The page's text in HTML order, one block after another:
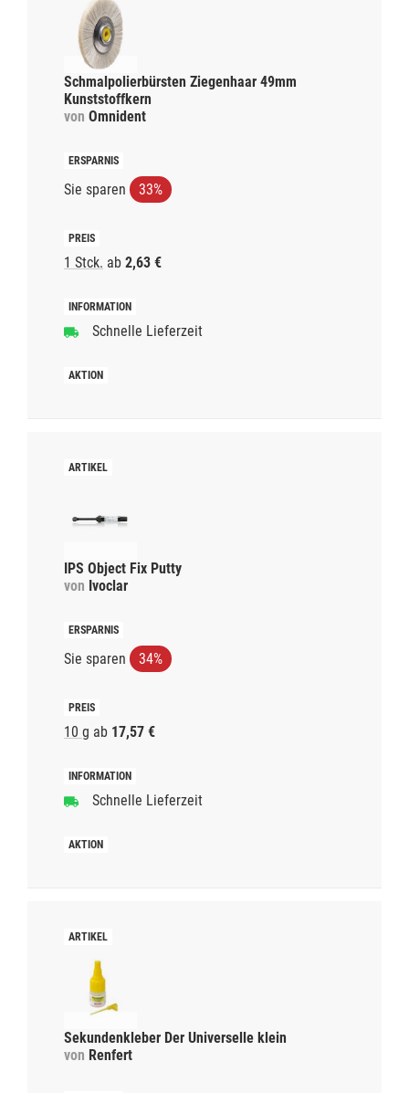
Schmalpolierbürsten Ziegenhaar 49mm
Kunststoffkern
von Omnident
Sie sparen 33%
1 Stck. ab 2,63 €
Schnelle Lieferzeit
IPS Object Fix Putty
von Ivoclar
Sie sparen 34%
10 g ab 17,57 €
Schnelle Lieferzeit
Sekundenkleber Der Universelle klein
von Renfert